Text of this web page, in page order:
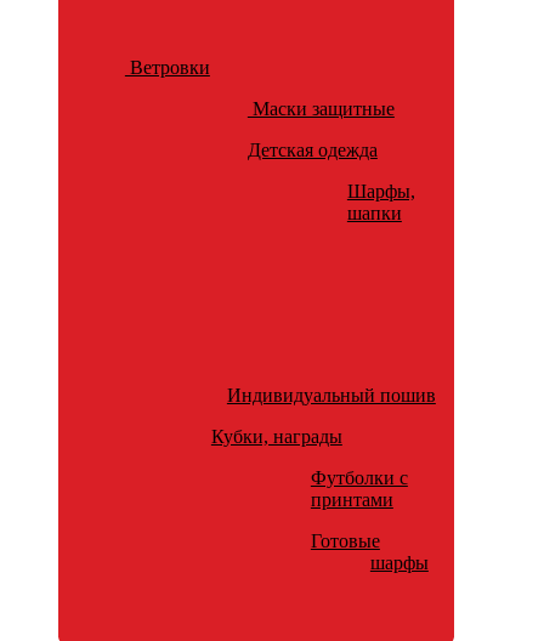
Ветровки
Маски защитные
Детская одежда
Шарфы,
шапки
Индивидуальный пошив
Кубки, награды
Футболки с
принтами
Готовые
шарфы